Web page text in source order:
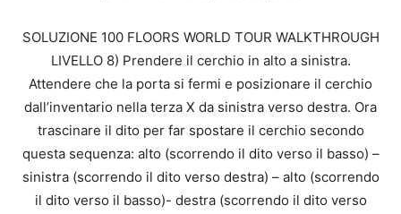
SOLUZIONE 100 FLOORS WORLD TOUR WALKTHROUGH
LIVELLO 8) Prendere il cerchio in alto a sinistra.
Attendere che la porta si fermi e posizionare il cerchio
dall’inventario nella terza X da sinistra verso destra. Ora
trascinare il dito per far spostare il cerchio secondo
questa sequenza: alto (scorrendo il dito verso il basso) –
sinistra (scorrendo il dito verso destra) – alto (scorrendo
il dito verso il basso)- destra (scorrendo il dito verso